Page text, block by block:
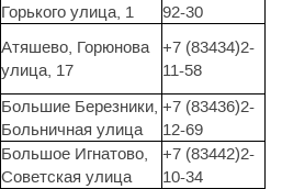
Горького улица, 1
92-30
Атяшево, Горюнова
улица, 17
+7 (83434)2-
11-58
Большие Березники,
Больничная улица
+7 (83436)2-
12-69
Большое Игнатово,
Советская улица
+7 (83442)2-
10-34